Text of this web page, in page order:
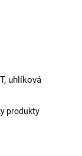
uhlíková
produkty